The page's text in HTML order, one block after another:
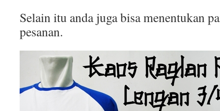
Selain itu anda juga bisa menentukan
pesanan.